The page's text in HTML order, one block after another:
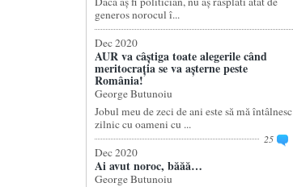
generos norocul î...
Dec 2020
AUR va câștiga toate alegerile când
meritocrația se va așterne peste
România!
George Butunoiu
Jobul meu de zeci de ani este să mă întâlnesc
zilnic cu oameni cu ...
25
Dec 2020
Ai avut noroc, băăă…
George Butunoiu